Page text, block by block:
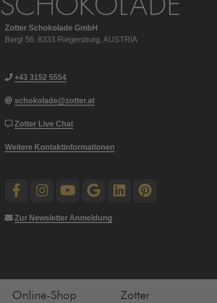
Zotter Schokolade GmbH
Bergl 56, 8333 Riegersburg, AUSTRIA
+43 3152 5554
schokolade@zotter.at
Zotter Live Chat
Weitere Kontaktinformationen
Zur Newsletter Anmeldung
Online-Shop
Zotter